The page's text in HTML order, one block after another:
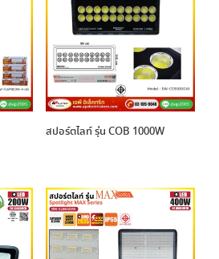
สปอร์ตไลท์ รุ่น COB 1000W